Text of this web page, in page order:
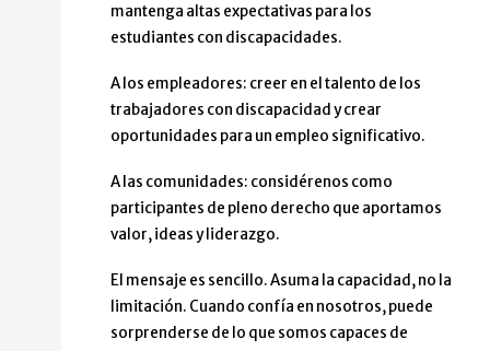
mantenga altas expectativas para los
estudiantes con discapacidades.
A los empleadores: creer en el talento de los
trabajadores con discapacidad y crear
oportunidades para un empleo significativo.
A las comunidades: considérenos como
participantes de pleno derecho que aportamos
valor, ideas y liderazgo.
El mensaje es sencillo. Asuma la capacidad, no la
limitación. Cuando confía en nosotros, puede
sorprenderse de lo que somos capaces de